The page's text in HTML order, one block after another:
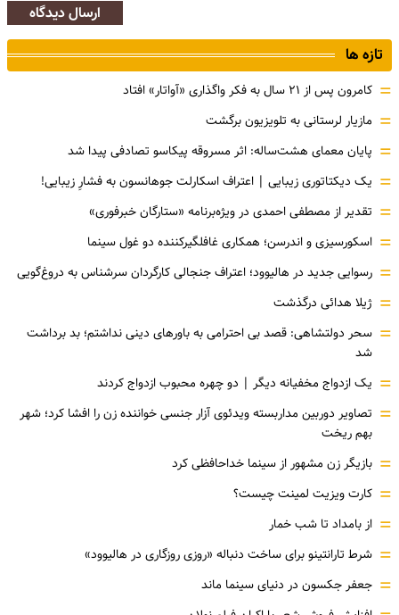
ارسال دیدگاه
تازه ها
= کامرون پس از ۲۱ سال به فکر واگذاری «آواتار» افتاد
= مازیار لرستانی به تلویزیون برگشت
= پایان معمای هشت‌ساله: اثر مسروقه پیکاسو تصادفی پیدا شد
= یک دیکتاتوری زیبایی | اعتراف اسکارلت جوهانسون به فشارِ زیبایی!
= تقدیر از مصطفی احمدی در ویژه‌برنامه «ستارگان خبرفوری»
= اسکورسیزی و اندرسن؛ همکاری غافلگیرکننده دو غول سینما
= رسوایی جدید در هالیوود؛ اعتراف جنجالی کارگردان سرشناس به دروغ‌گویی
= ژیلا هدائی درگذشت
= سحر دولتشاهی: قصد بی احترامی به باورهای دینی نداشتم؛ بد برداشت
شد
= یک ازدواج مخفیانه دیگر | دو چهره محبوب ازدواج کردند
= تصاویر دوربین مداربسته ویدئوی آزار جنسی خواننده زن را افشا کرد؛ شهر
بهم ریخت
= بازیگر زن مشهور از سینما خداحافظی کرد
= کارت ویزیت لمینت چیست؟
= از بامداد تا شب خمار
= شرط تارانتینو برای ساخت دنباله «روزی روزگاری در هالیوود»
= جعفر جکسون در دنیای سینما ماند